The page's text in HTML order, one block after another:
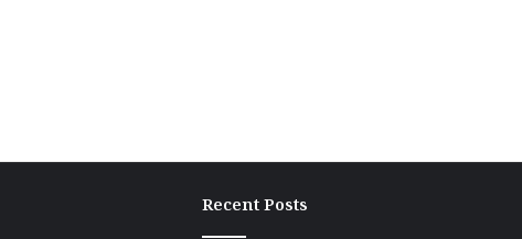
Recent Posts
ग्रामीण